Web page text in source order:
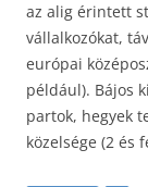
az alig érintett
vállalkozókat,
európai
például). Bájos
partok, hegyek
közelsége (2 és